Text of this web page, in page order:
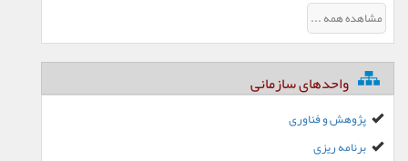
مشاهده همه ...
واحدهای سازمانی
پژوهش و فناوری
برنامه ریزی